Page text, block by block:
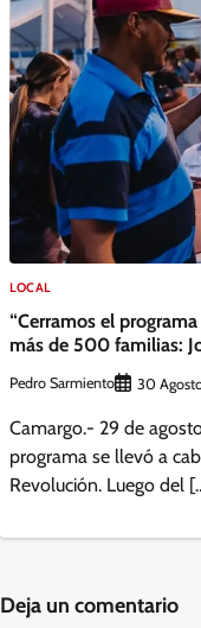
LOCAL
“Cerramos el
más de 500 familias:
Pedro Sarmiento 30
Camargo.- 29 de
programa se llevó a
Revolución. Luego del
Deja un comentario